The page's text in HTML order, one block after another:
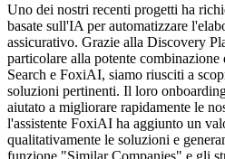
Uno dei nostri recenti progetti ha
basate sull'IA per automatizzare
assicurativo. Grazie alla Discovery
particolare alla potente
Search e FoxiAI, siamo riusciti a
soluzioni pertinenti. Il loro
aiutato a migliorare rapidamente le
l'assistente FoxiAI ha aggiunto un
qualitativamente le soluzioni e
funzione "Similar Companies" e gli